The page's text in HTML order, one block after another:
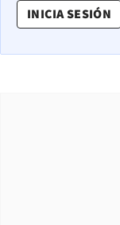
INICIA SESIÓN